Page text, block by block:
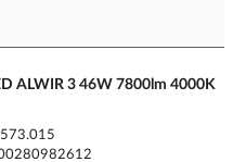
ALWIR 3 46W 7800lm 4000K